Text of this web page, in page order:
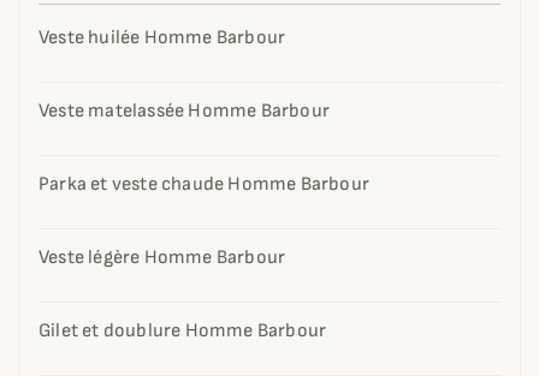
Veste huilée Homme Barbour
Veste matelassée Homme Barbour
Parka et veste chaude Homme Barbour
Veste légère Homme Barbour
Gilet et doublure Homme Barbour